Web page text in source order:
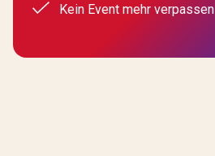
Kein Event mehr verpassen